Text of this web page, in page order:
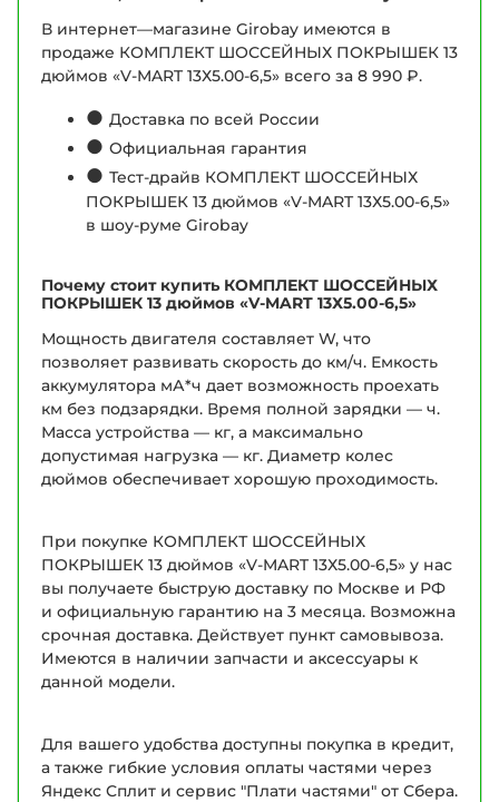
В интернет—магазине Girobay имеются в
продаже КОМПЛЕКТ ШОССЕЙНЫХ ПОКРЫШЕК 13
дюймов «V-MART 13Х5.00-6,5» всего за 8 990 ₽.
● Доставка по всей России
● Официальная гарантия
● Тест-драйв КОМПЛЕКТ ШОССЕЙНЫХ
ПОКРЫШЕК 13 дюймов «V-MART 13Х5.00-6,5»
в шоу-руме Girobay
Почему стоит купить КОМПЛЕКТ ШОССЕЙНЫХ
ПОКРЫШЕК 13 дюймов «V-MART 13Х5.00-6,5»
Мощность двигателя составляет W, что
позволяет развивать скорость до км/ч. Емкость
аккумулятора мА*ч дает возможность проехать
км без подзарядки. Время полной зарядки — ч.
Масса устройства — кг, а максимально
допустимая нагрузка — кг. Диаметр колес
дюймов обеспечивает хорошую проходимость.
При покупке КОМПЛЕКТ ШОССЕЙНЫХ
ПОКРЫШЕК 13 дюймов «V-MART 13Х5.00-6,5» у нас
вы получаете быструю доставку по Москве и РФ
и официальную гарантию на 3 месяца. Возможна
срочная доставка. Действует пункт самовывоза.
Имеются в наличии запчасти и аксессуары к
данной модели.
Для вашего удобства доступны покупка в кредит,
а также гибкие условия оплаты частями через
Яндекс Сплит и сервис "Плати частями" от Сбера.